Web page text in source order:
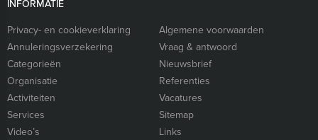
INFORMATIE
Privacy- en cookieverklaring
Algemene voorwaarden
Annuleringsverzekering
Vraag & antwoord
Categorieën
Nieuwsbrief
Organisatie
Referenties
Activiteiten
Vacatures
Services
Sitemap
Video’s
Links